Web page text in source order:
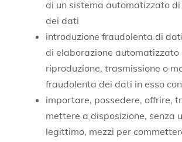
di un sistema automatizzato
dei dati
introduzione fraudolenta di
di elaborazione automatizzato
riproduzione, trasmissione o
fraudolenta dei dati in esso
importare, possedere, offrire,
mettere a disposizione, senza
legittimo, mezzi per